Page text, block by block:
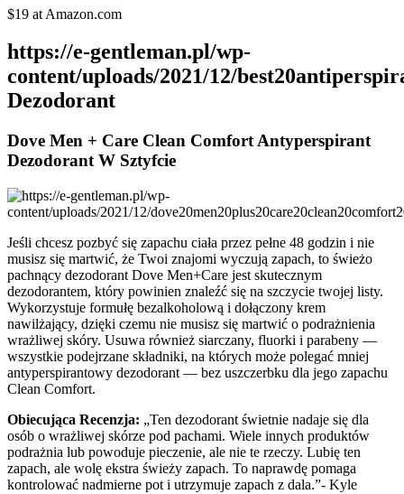
$19 at Amazon.com
https://e-gentleman.pl/wp-
content/uploads/2021/12/
Dezodorant
Dove Men + Care Clean Comfort Antyperspirant
Dezodorant W Sztyfcie
Jeśli chcesz pozbyć się zapachu ciała przez pełne 48 godzin i nie
musisz się martwić, że Twoi znajomi wyczują zapach, to świeżo
pachnący dezodorant Dove Men+Care jest skutecznym
dezodorantem, który powinien znaleźć się na szczycie twojej listy.
Wykorzystuje formułę bezalkoholową i dołączony krem
nawilżający, dzięki czemu nie musisz się martwić o podrażnienia
wrażliwej skóry. Usuwa również siarczany, fluorki i parabeny —
wszystkie podejrzane składniki, na których może polegać mniej
antyperspirantowy dezodorant — bez uszczerbku dla jego zapachu
Clean Comfort.
Obiecująca Recenzja: „Ten dezodorant świetnie nadaje się dla
osób o wrażliwej skórze pod pachami. Wiele innych produktów
podrażnia lub powoduje pieczenie, ale nie te rzeczy. Lubię ten
zapach, ale wolę ekstra świeży zapach. To naprawdę pomaga
kontrolować nadmierne pot i utrzymuje zapach z dala.”- Kyle